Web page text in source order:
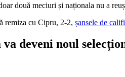
două meciuri și naționala nu a
remiza cu Cipru, 2-2, șansele de
deveni noul